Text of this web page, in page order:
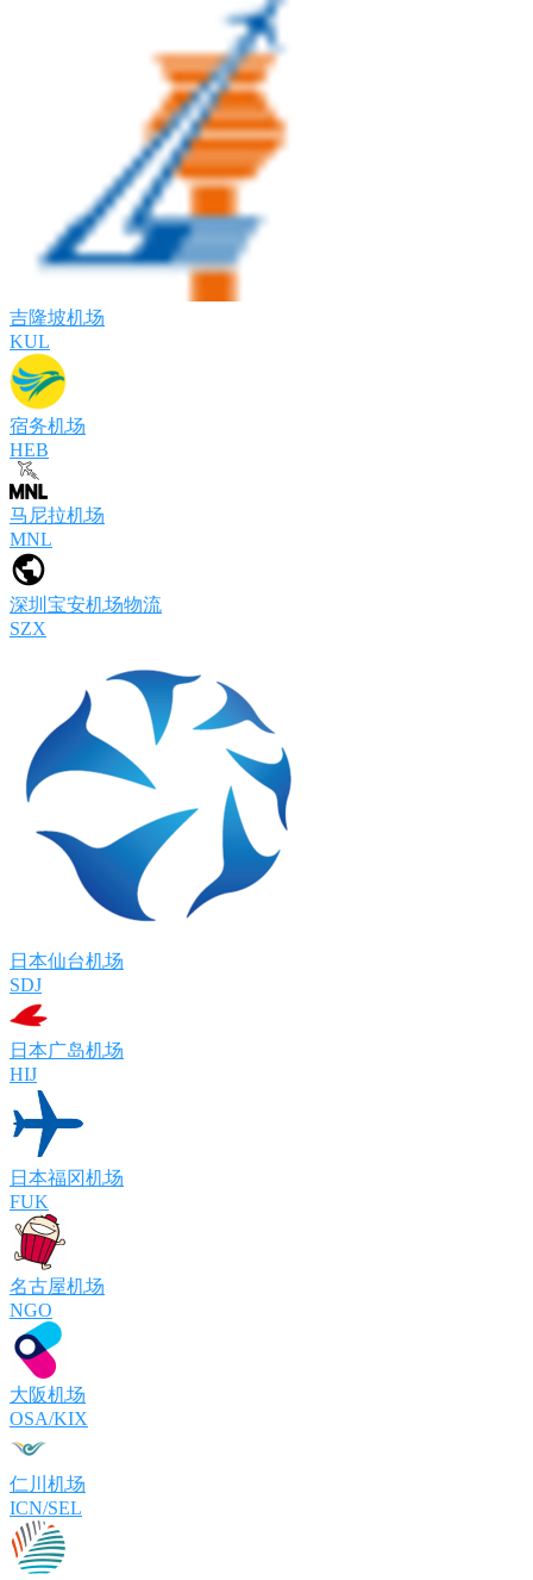
吉隆坡机场
KUL
宿务机场
HEB
马尼拉机场
MNL
深圳宝安机场物流
SZX
日本仙台机场
SDJ
日本广岛机场
HIJ
日本福冈机场
FUK
名古屋机场
NGO
大阪机场
OSA/KIX
仁川机场
ICN/SEL